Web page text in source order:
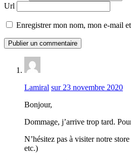
Url
Enregistrer mon nom, mon e-mail
Lamiral sur 23 novembre 2020
Bonjour,
Dommage, j’arrive trop tard.
N’hésitez pas à visiter notre
etc.)